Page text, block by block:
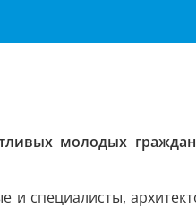
молодых
специалисты,